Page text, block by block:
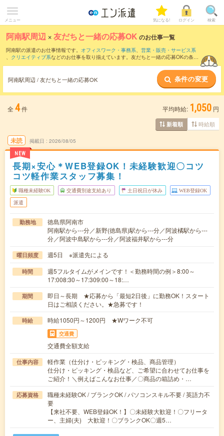
メニュー 気になる! ログイン 検索
阿南駅周辺 ×友だちと一緒の応募OK のお仕事一覧
阿南駅の派遣のお仕事情報です。 オフィスワーク・事務系、 営業・販売・サービス系
、 クリエイティブ系などのお仕事を取り揃えています。友だちと一緒の応募OKの条件
阿南駅周辺 / 友だちと一緒の応募OK 条件の変更
全 4件 平均時給: 1,050 円
新着順 時給順
未読
NEW
掲載日 2026/08/05
長期×安心＊WEB登録OK！未経験歓迎〇コツ
コツ軽作業スタッフ募集！
職種未経験OK 交通費別途支給あり 土日祝日が休み WEB登録OK
派遣
勤務地
徳島県阿南市
阿南駅から---分／新野(徳島県)駅から---分／阿波橘駅から---
分／阿波中島駅から---分／阿波福井駅から---分
曜日頻度 週5日 ※派遣先による
時間
週5フルタイムがメインです！＜勤務時間の例＞8:00～
17:008:30～17:309:00～18:…
期間
即日～長期 ★応募から「最短2日後」に勤務OK！スタート
日はご相談ください。★急募です！
時給 時給1050円～1200円 ★Wワーク不可
交通費
交通費全額支給
仕事内容
軽作業（仕分け・ピッキング・検品、商品管理）
仕分け・ピッキング・検品など、ご希望に合わせてお仕事を
ご紹介！＼例えばこんなお仕事／〇商品の箱詰め・…
応募資格
職種未経験OK / ブランクOK / パソコンスキル不要 / 英語力不
要
【来社不要、WEB登録OK！】〇未経験大歓迎！〇フリータ
ー、主婦(夫) 大歓迎！〇ブランクOK〇週5…